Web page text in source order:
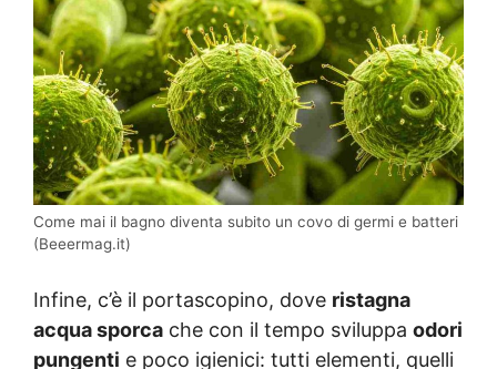
Come mai il bagno diventa subito un covo di germi e batteri
(Beeermag.it)
Infine, c’è il portascopino, dove ristagna
acqua sporca che con il tempo sviluppa odori
pungenti e poco igienici: tutti elementi, quelli